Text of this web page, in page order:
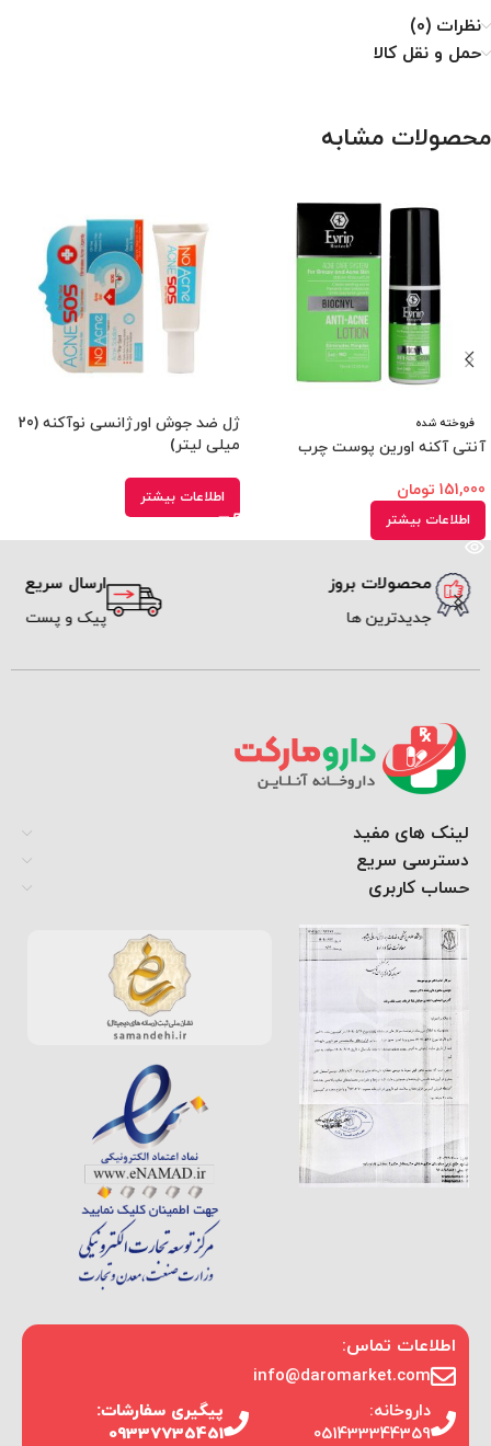
نظرات (0)
حمل و نقل کالا
محصولات مشابه
فروخته شده
آنتی آکنه اورین پوست چرب
151,000 تومان
اطلاعات بیشتر
ژل ضد جوش اورژانسی نوآکنه (20
میلی لیتر)
اطلاعات بیشتر
محصولات بروز
جدیدترین ها
ارسال سریع
پیک و پست
لینک های مفید
دسترسی سریع
حساب کاربری
اطلاعات تماس:
info@daromarket.com
داروخانه:
051433344359
پیگیری سفارشات:
09337735451